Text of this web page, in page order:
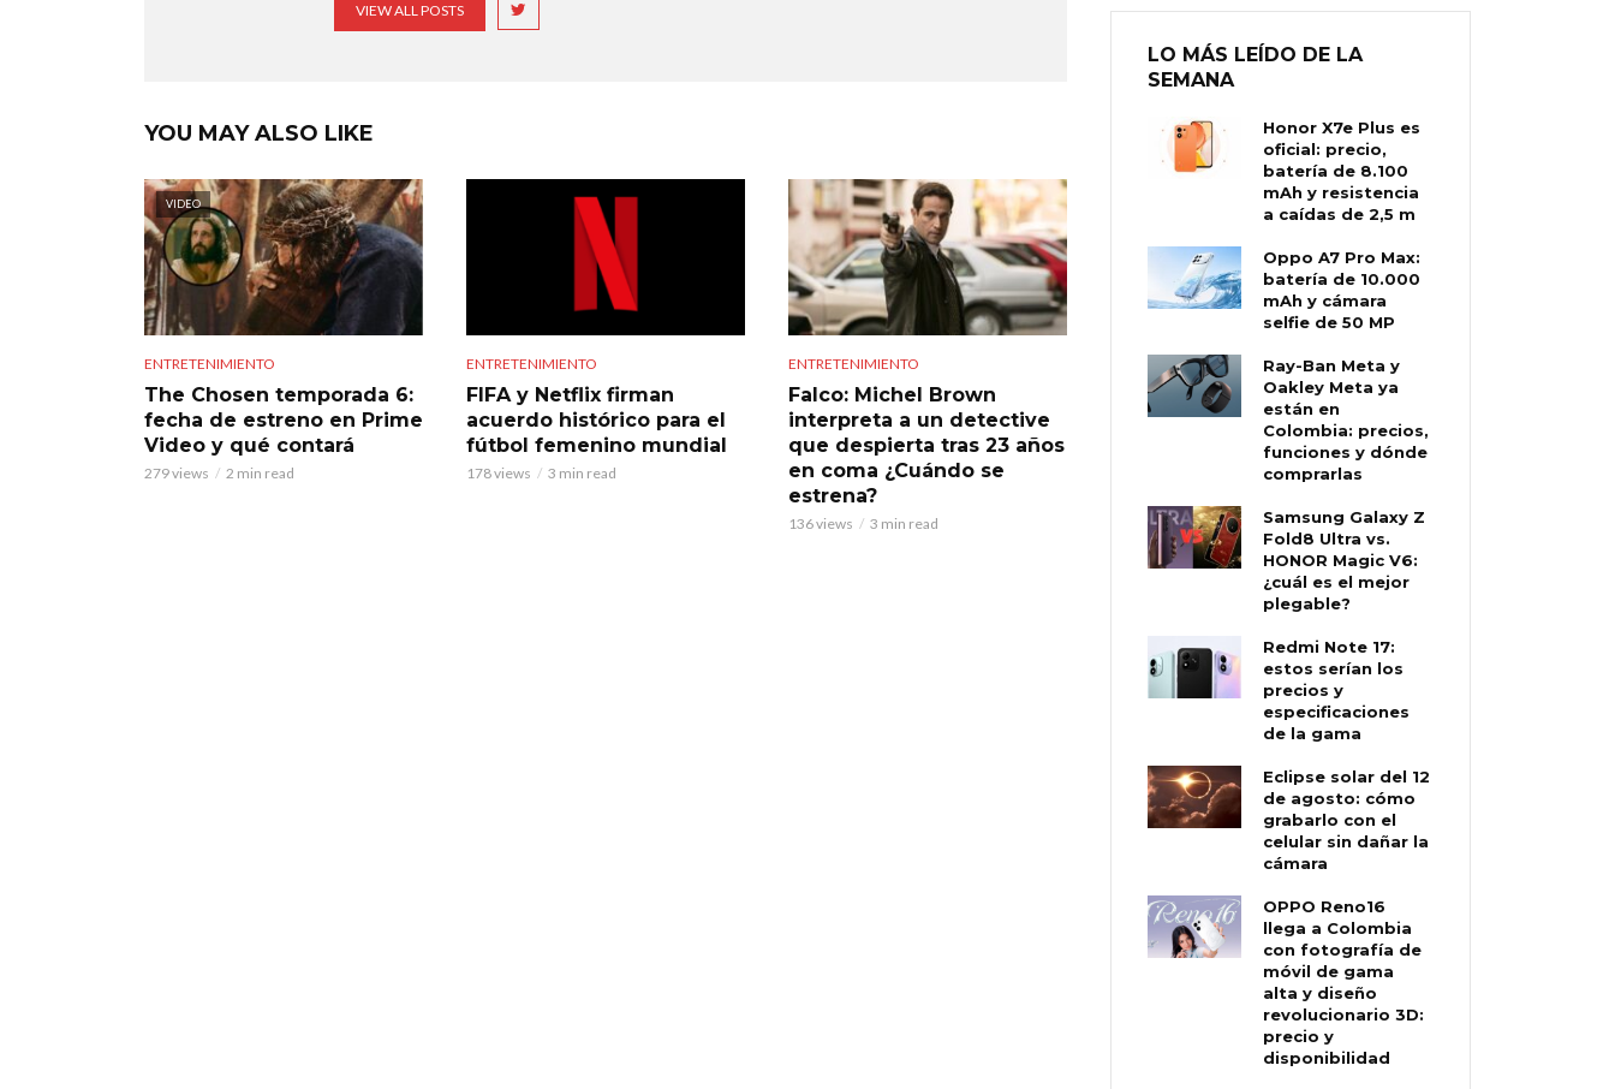
VIEW ALL POSTS
YOU MAY ALSO LIKE
VIDEO
ENTRETENIMIENTO
The Chosen temporada 6:
fecha de estreno en Prime
Video y qué contará
279 views 2 min read
ENTRETENIMIENTO
FIFA y Netflix firman
acuerdo histórico para el
fútbol femenino mundial
178 views 3 min read
ENTRETENIMIENTO
Falco: Michel Brown
interpreta a un detective
que despierta tras 23 años
en coma ¿Cuándo se
estrena?
136 views 3 min read
LO MÁS LEÍDO DE LA
SEMANA
Honor X7e Plus es
oficial: precio,
batería de 8.100
mAh y resistencia
a caídas de 2,5 m
Oppo A7 Pro Max:
batería de 10.000
mAh y cámara
selfie de 50 MP
Ray-Ban Meta y
Oakley Meta ya
están en
Colombia: precios,
funciones y dónde
comprarlas
Samsung Galaxy Z
Fold8 Ultra vs.
HONOR Magic V6:
¿cuál es el mejor
plegable?
Redmi Note 17:
estos serían los
precios y
especificaciones
de la gama
Eclipse solar del 12
de agosto: cómo
grabarlo con el
celular sin dañar la
cámara
OPPO Reno16
llega a Colombia
con fotografía de
móvil de gama
alta y diseño
revolucionario 3D:
precio y
disponibilidad